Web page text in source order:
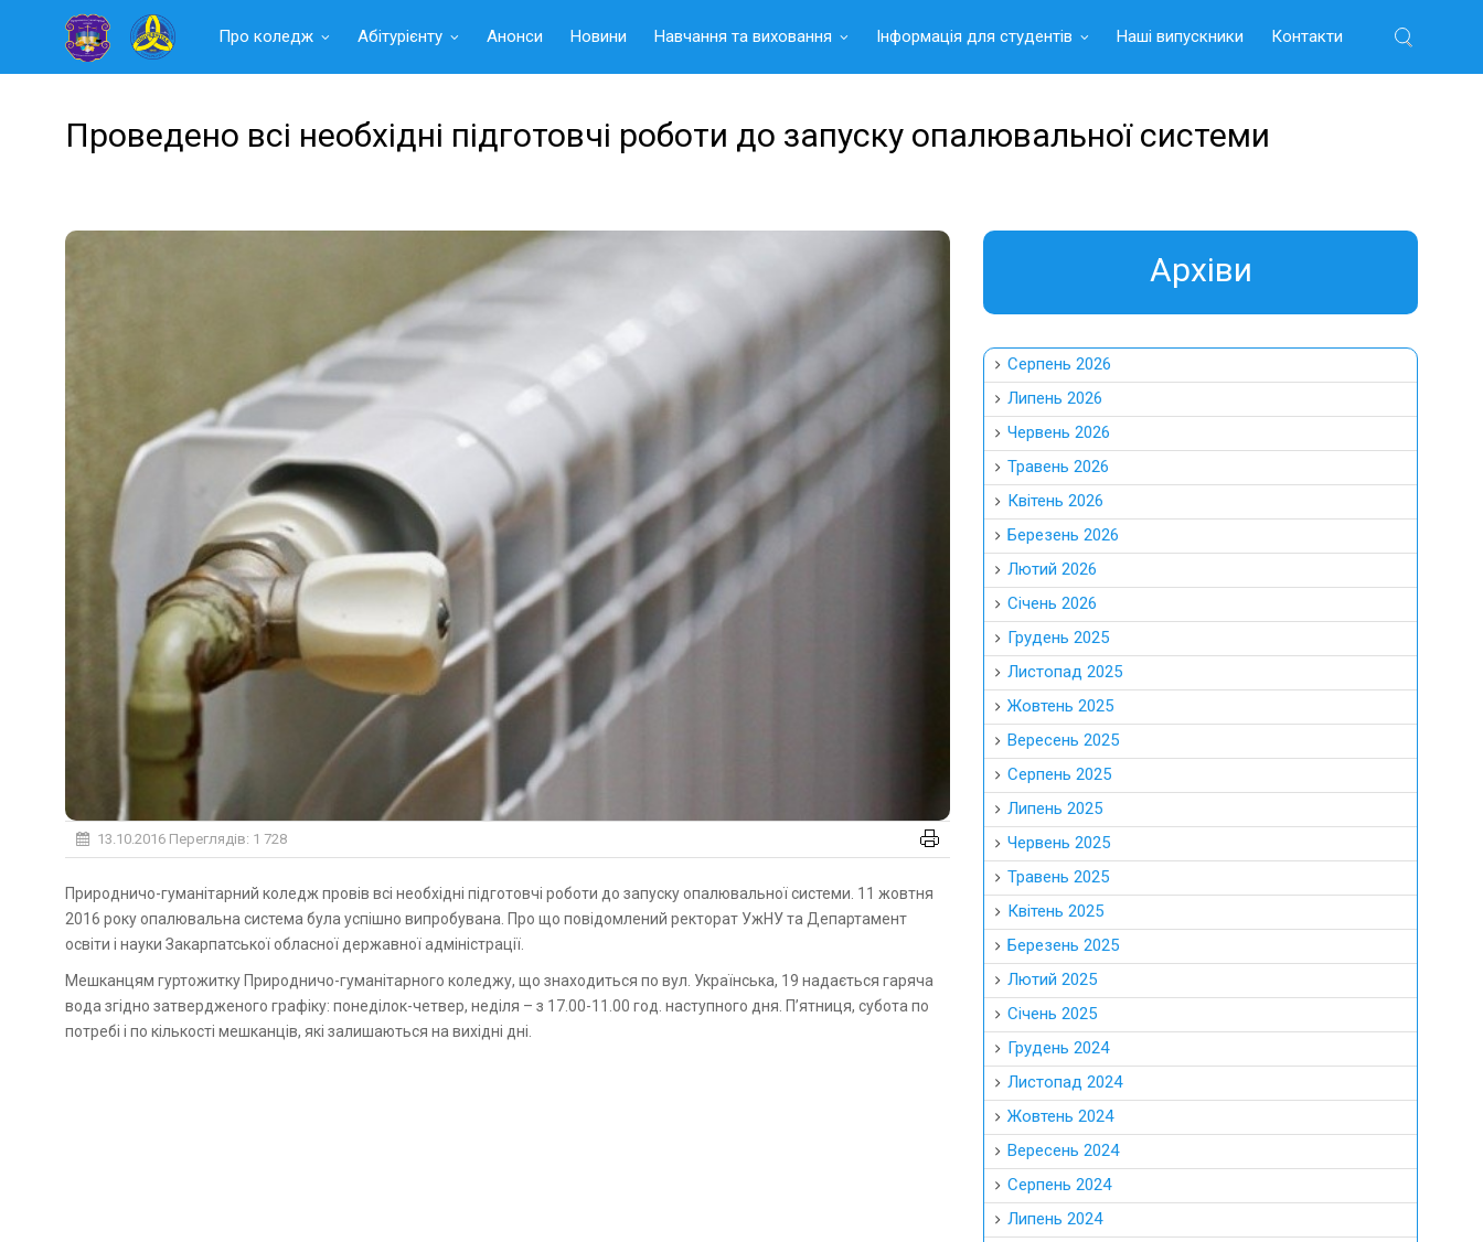
Читать
Про коледж Абітурієнту Анонси Новини Навчання та виховання Інформація для студентів Наші випускники Контакти
Проведено всі необхідні підготовчі роботи до запуску опалювальної системи
13.10.2016 Переглядів: 1 728
Природничо-гуманітарний коледж провів всі необхідні підготовчі роботи до запуску опалювальної системи. 11 жовтня
2016 року опалювальна система була успішно випробувана. Про що повідомлений ректорат УжНУ та Департамент
освіти і науки Закарпатської обласної державної адміністрації.
Мешканцям гуртожитку Природничо-гуманітарного коледжу, що знаходиться по вул. Українська, 19 надається гаряча
вода згідно затвердженого графіку: понеділок-четвер, неділя – з 17.00-11.00 год. наступного дня. П’ятниця, субота по
потребі і по кількості мешканців, які залишаються на вихідні дні.
Aрхіви
Серпень 2026
Липень 2026
Червень 2026
Травень 2026
Квітень 2026
Березень 2026
Лютий 2026
Січень 2026
Грудень 2025
Листопад 2025
Жовтень 2025
Вересень 2025
Серпень 2025
Липень 2025
Червень 2025
Травень 2025
Квітень 2025
Березень 2025
Лютий 2025
Січень 2025
Грудень 2024
Листопад 2024
Жовтень 2024
Вересень 2024
Серпень 2024
Липень 2024